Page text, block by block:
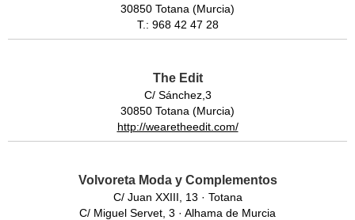
30850 Totana (Murcia)
T.: 968 42 47 28
The Edit
C/ Sánchez,3
30850 Totana (Murcia)
http://wearetheedit.com/
Volvoreta Moda y Complementos
C/ Juan XXIII, 13 · Totana
C/ Miguel Servet, 3 · Alhama de Murcia